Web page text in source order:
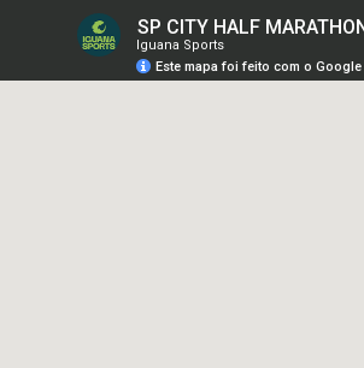
SP CITY HALF
Iguana Sports
Este mapa foi feito com o Google